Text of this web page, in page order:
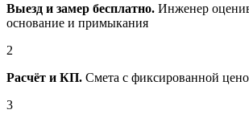
Выезд и замер бесплатно. Инженер
основание и примыкания
2
Расчёт и КП. Смета с фиксированной
3